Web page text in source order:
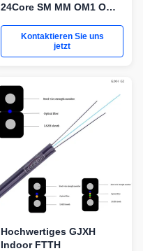
24Core SM MM OM1 OM2
Networking
Kontaktieren Sie uns
jetzt
Hochwertiges GJXH
Indoor FTTH